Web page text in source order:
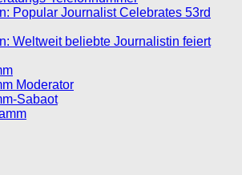
Popular Journalist Celebrates 53rd
Weltweit beliebte Journalistin feiert
Moderator
Sabaot